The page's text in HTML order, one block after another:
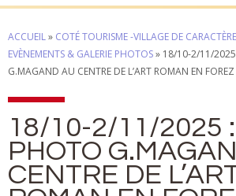
ACCUEIL» COTÉ TOURISME -VILLAGE DE CARACTÈRE
EVÈNEMENTS & GALERIE PHOTOS» 18/10-2/11/2025
G.MAGAND AU CENTRE DE L’ART ROMAN EN FOREZ
18/10-2/11/2025
PHOTO
CENTRE DE